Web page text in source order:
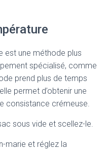
est une méthode plus
spécialisé, comme
prend plus de temps
permet d’obtenir une
consistance crémeuse.
sous vide et scellez-le.
marie et réglez la